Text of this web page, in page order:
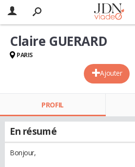
Ajouter
Claire GUERARD
PARIS
PROFIL
En résumé
Bonjour,